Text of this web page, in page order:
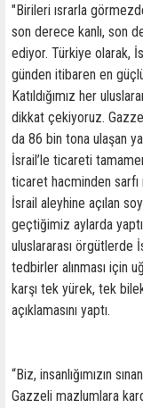
"Birileri ısrarla
son derece kanlı, son
ediyor. Türkiye olarak,
günden itibaren en
Katıldığımız her
dikkat çekiyoruz.
da 86 bin tona ulaşan
İsrail’le ticareti
ticaret hacminden sarfı
İsrail aleyhine açılan
geçtiğimiz aylarda
uluslararası örgütlerde
tedbirler alınması için
karşı tek yürek, tek
açıklamasını yaptı.
“Biz, insanlığımızın
Gazzeli mazlumlara